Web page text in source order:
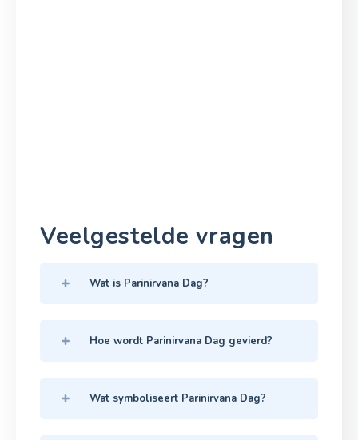
Veelgestelde vragen
Wat is Parinirvana Dag?
Hoe wordt Parinirvana Dag gevierd?
Wat symboliseert Parinirvana Dag?